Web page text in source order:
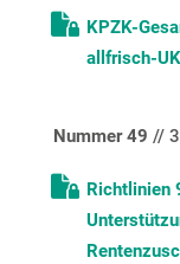
KPZK-
allfrisch-UK
Nummer 49 //
Richtlinien